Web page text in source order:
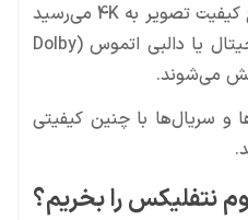
را خریداری کنند. در این سطح کیفیت تصویر به 4K می‌رسید
و صداها با قابلیت دالبی دیجیتال یا دالبی اتموس (Dolby
و سریال‌ها با چنین کیفیتی
نتفلیکس را بخریم؟